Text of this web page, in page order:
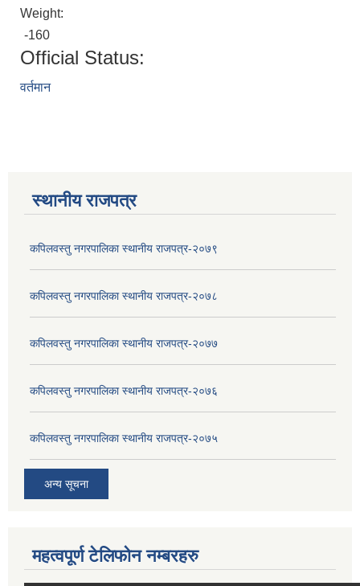
Weight:
-160
Official Status:
वर्तमान
स्थानीय राजपत्र
कपिलवस्तु नगरपालिका स्थानीय राजपत्र-२०७९
कपिलवस्तु नगरपालिका स्थानीय राजपत्र-२०७८
कपिलवस्तु नगरपालिका स्थानीय राजपत्र-२०७७
कपिलवस्तु नगरपालिका स्थानीय राजपत्र-२०७६
कपिलवस्तु नगरपालिका स्थानीय राजपत्र-२०७५
अन्य सूचना
महत्वपूर्ण टेलिफोन नम्बरहरु